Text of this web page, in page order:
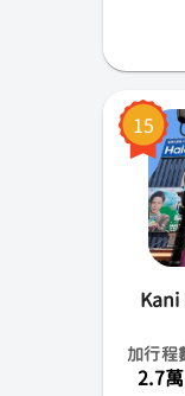
15
加行程
2.7萬